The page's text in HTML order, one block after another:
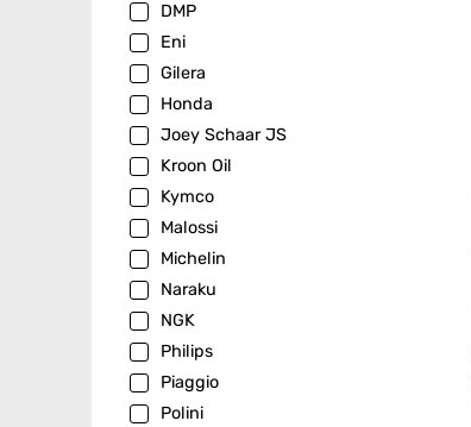
DMP
Eni
Gilera
Honda
Joey Schaar JS
Kroon Oil
Kymco
Malossi
Michelin
Naraku
NGK
Philips
Piaggio
Polini